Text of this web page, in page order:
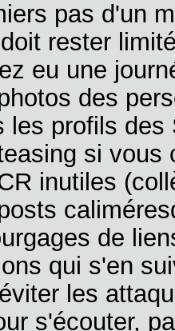
pas d'un
rester
eu une
des
les profils
si vous
inutiles
de
qui s'en
les
s'écouter,